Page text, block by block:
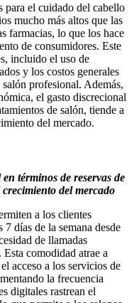
para el cuidado del cabello
mucho más altos que las
farmacias, lo que los hace
de consumidores. Este
incluido el uso de
y los costos generales
profesional. Además,
el gasto discrecional
de salón, tiende a
del mercado.
términos de reservas de
del mercado
a los clientes
días de la semana desde
de llamadas
comodidad atrae a
acceso a los servicios de
la frecuencia
digitales rastrean el